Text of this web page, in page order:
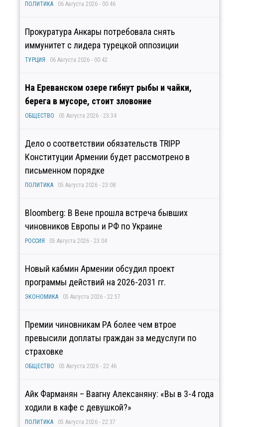
ПОЛИТИКА 06 Августа 2026 - 00:46
Прокуратура Анкары потребовала снять
иммунитет с лидера турецкой оппозиции
ТУРЦИЯ 06 Августа 2026 - 00:42
На Ереванском озере гибнут рыбы и чайки,
берега в мусоре, стоит зловоние
ОБЩЕСТВО 05 Августа 2026 - 23:34
Дело о соответствии обязательств TRIPP
Конституции Армении будет рассмотрено в
письменном порядке
ПОЛИТИКА 05 Августа 2026 - 23:08
Bloomberg: В Вене прошла встреча бывших
чиновников Европы и РФ по Украине
РОССИЯ 05 Августа 2026 - 23:04
Новый кабмин Армении обсудил проект
программы действий на 2026-2031 гг.
ЭКОНОМИКА 05 Августа 2026 - 22:57
Премии чиновникам РА более чем втрое
превысили доплаты граждан за медуслуги по
страховке
ОБЩЕСТВО 05 Августа 2026 - 22:46
Айк Фарманян – Ваагну Алексаняну: «Вы в 3-4 года
ходили в кафе с девушкой?»
ПОЛИТИКА 05 Августа 2026 - 22:37